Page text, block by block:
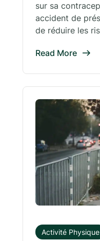
sur sa
accident de
de réduire les
Read More
Activité Physique